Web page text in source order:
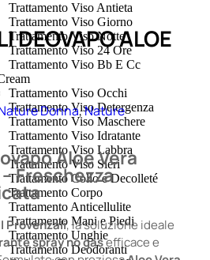
Trattamento Viso Antieta
Trattamento Viso Giorno
Trattamento Viso Notte
Trattamento Viso 24 Ore
Trattamento Viso Bb E Cc
Trattamento Viso Occhi
Trattamento Viso Detergenza
Trattamento Viso Maschere
Trattamento Viso Idratante
Trattamento Viso Labbra
Trattamento Viso Sieri
Trattamento Collo e Decolleté
Trattamento Corpo
Trattamento Anticellulite
Trattamento Mani e Piedi
Trattamento Unghie
Trattamento Deodoranti
DEOVAPO ALOE
Donna,Nature
Aloe Vera
Freschezza
Provenzali, la soluzione ideale
spray no gasefficace e